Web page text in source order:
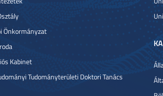
Önkormányzat
Kabinet
Tudományterületi Doktori Tanács